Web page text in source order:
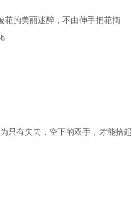
花的美丽迷醉，不由伸手把花摘
只有失去，空下的双手，才能拾起